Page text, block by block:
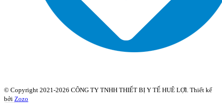
© Copyright 2021-2026 CÔNG TY TNHH THIẾT BỊ Y TẾ HUÊ LỢI. Thiết kế
bởi Zozo